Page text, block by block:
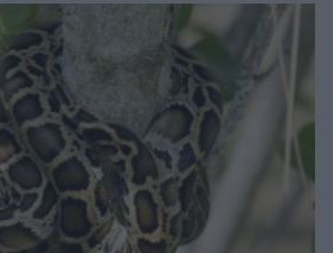
σε καυγά. Όμως, στην
ο ελέφαντας […]